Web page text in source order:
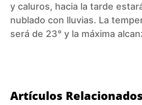
y caluros, hacia la tarde
nublado con lluvias. La
será de 23° y la máxima
Artículos Relacionados